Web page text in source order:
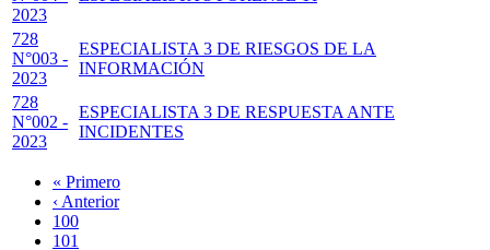
2023
728
N°003 -
2023
ESPECIALISTA 3 DE RIESGOS DE LA
INFORMACIÓN
728
N°002 -
2023
ESPECIALISTA 3 DE RESPUESTA ANTE
INCIDENTES
Paginación
Primera
página
« Primero
Página
anterior
‹ Anterior
Page
100
Page
101